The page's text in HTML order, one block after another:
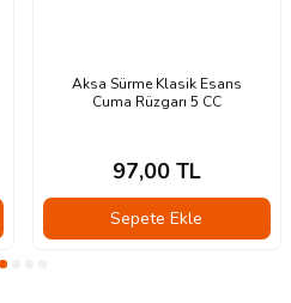
Aksa Sürme Klasik Esans
Cuma Rüzgarı 5 CC
97,00TL
Sepete Ekle